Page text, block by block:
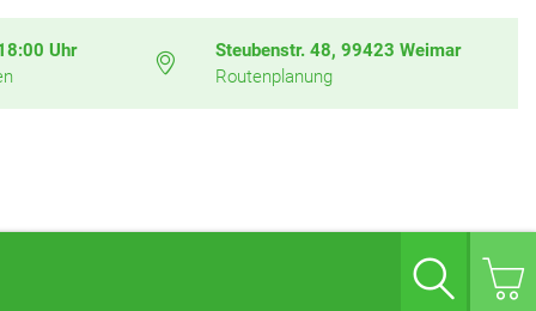
Uhr
Steubenstr. 48, 99423 Weimar
Routenplanung
Suche